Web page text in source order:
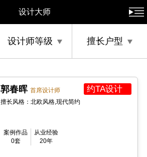
设计大师
设计师等级 擅长户型
郭春晖首席设计师 约TA设计
擅长风格：北欧风格,现代简约
案例作品
0套
从业经验
20年